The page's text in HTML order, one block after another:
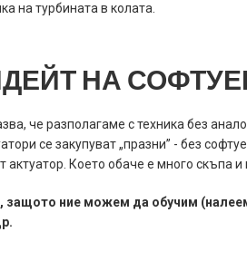
на турбината в колата.
НА
че разполагаме с техника без
се закупуват „празни” - без
актуатор. Което обаче е много скъпа
ние можем да обучим